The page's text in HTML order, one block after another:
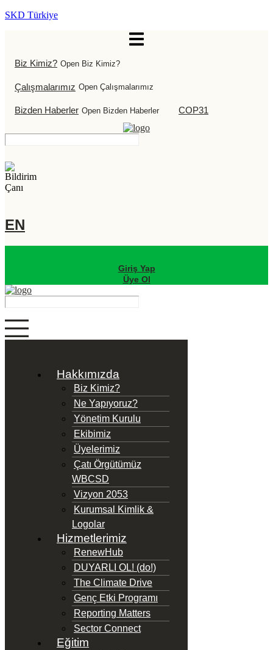
SKD Türkiye
Biz Kimiz? Open Biz Kimiz?
Çalışmalarımız Open Çalışmalarımız
Bizden Haberler Open Bizden Haberler COP31
EN
Giriş Yap
Üye Ol
Hakkımızda
Biz Kimiz?
Ne Yapıyoruz?
Yönetim Kurulu
Ekibimiz
Üyelerimiz
Çatı Örgütümüz
WBCSD
Vizyon 2053
Kurumsal Kimlik &
Logolar
Hizmetlerimiz
RenewHub
DUYARLI OL! (do!)
The Climate Drive
Genç Etki Programı
Reporting Matters
Sector Connect
Eğitim